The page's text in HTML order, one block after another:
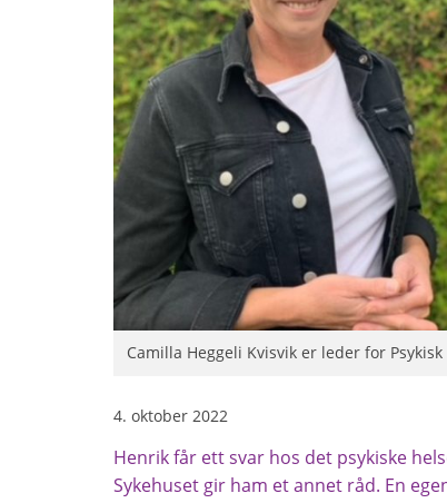
Camilla Heggeli Kvisvik er leder for
4. oktober 2022
Henrik får ett svar hos det psykiske
Sykehuset gir ham et annet råd. En